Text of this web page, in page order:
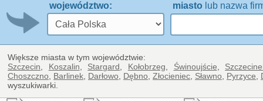
województwo: miasto lub nazwa
Większe miasta w tym województwie:
Szczecin
Koszalin Stargard Kołobrzeg Świnoujście
Choszczno
Barlinek Darłowo Dębno Złocieniec Sławno Pyrzyce
wyszukiwarki.